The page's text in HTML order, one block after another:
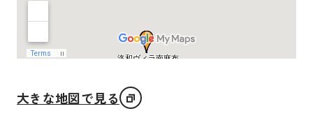
大きな地図で見る